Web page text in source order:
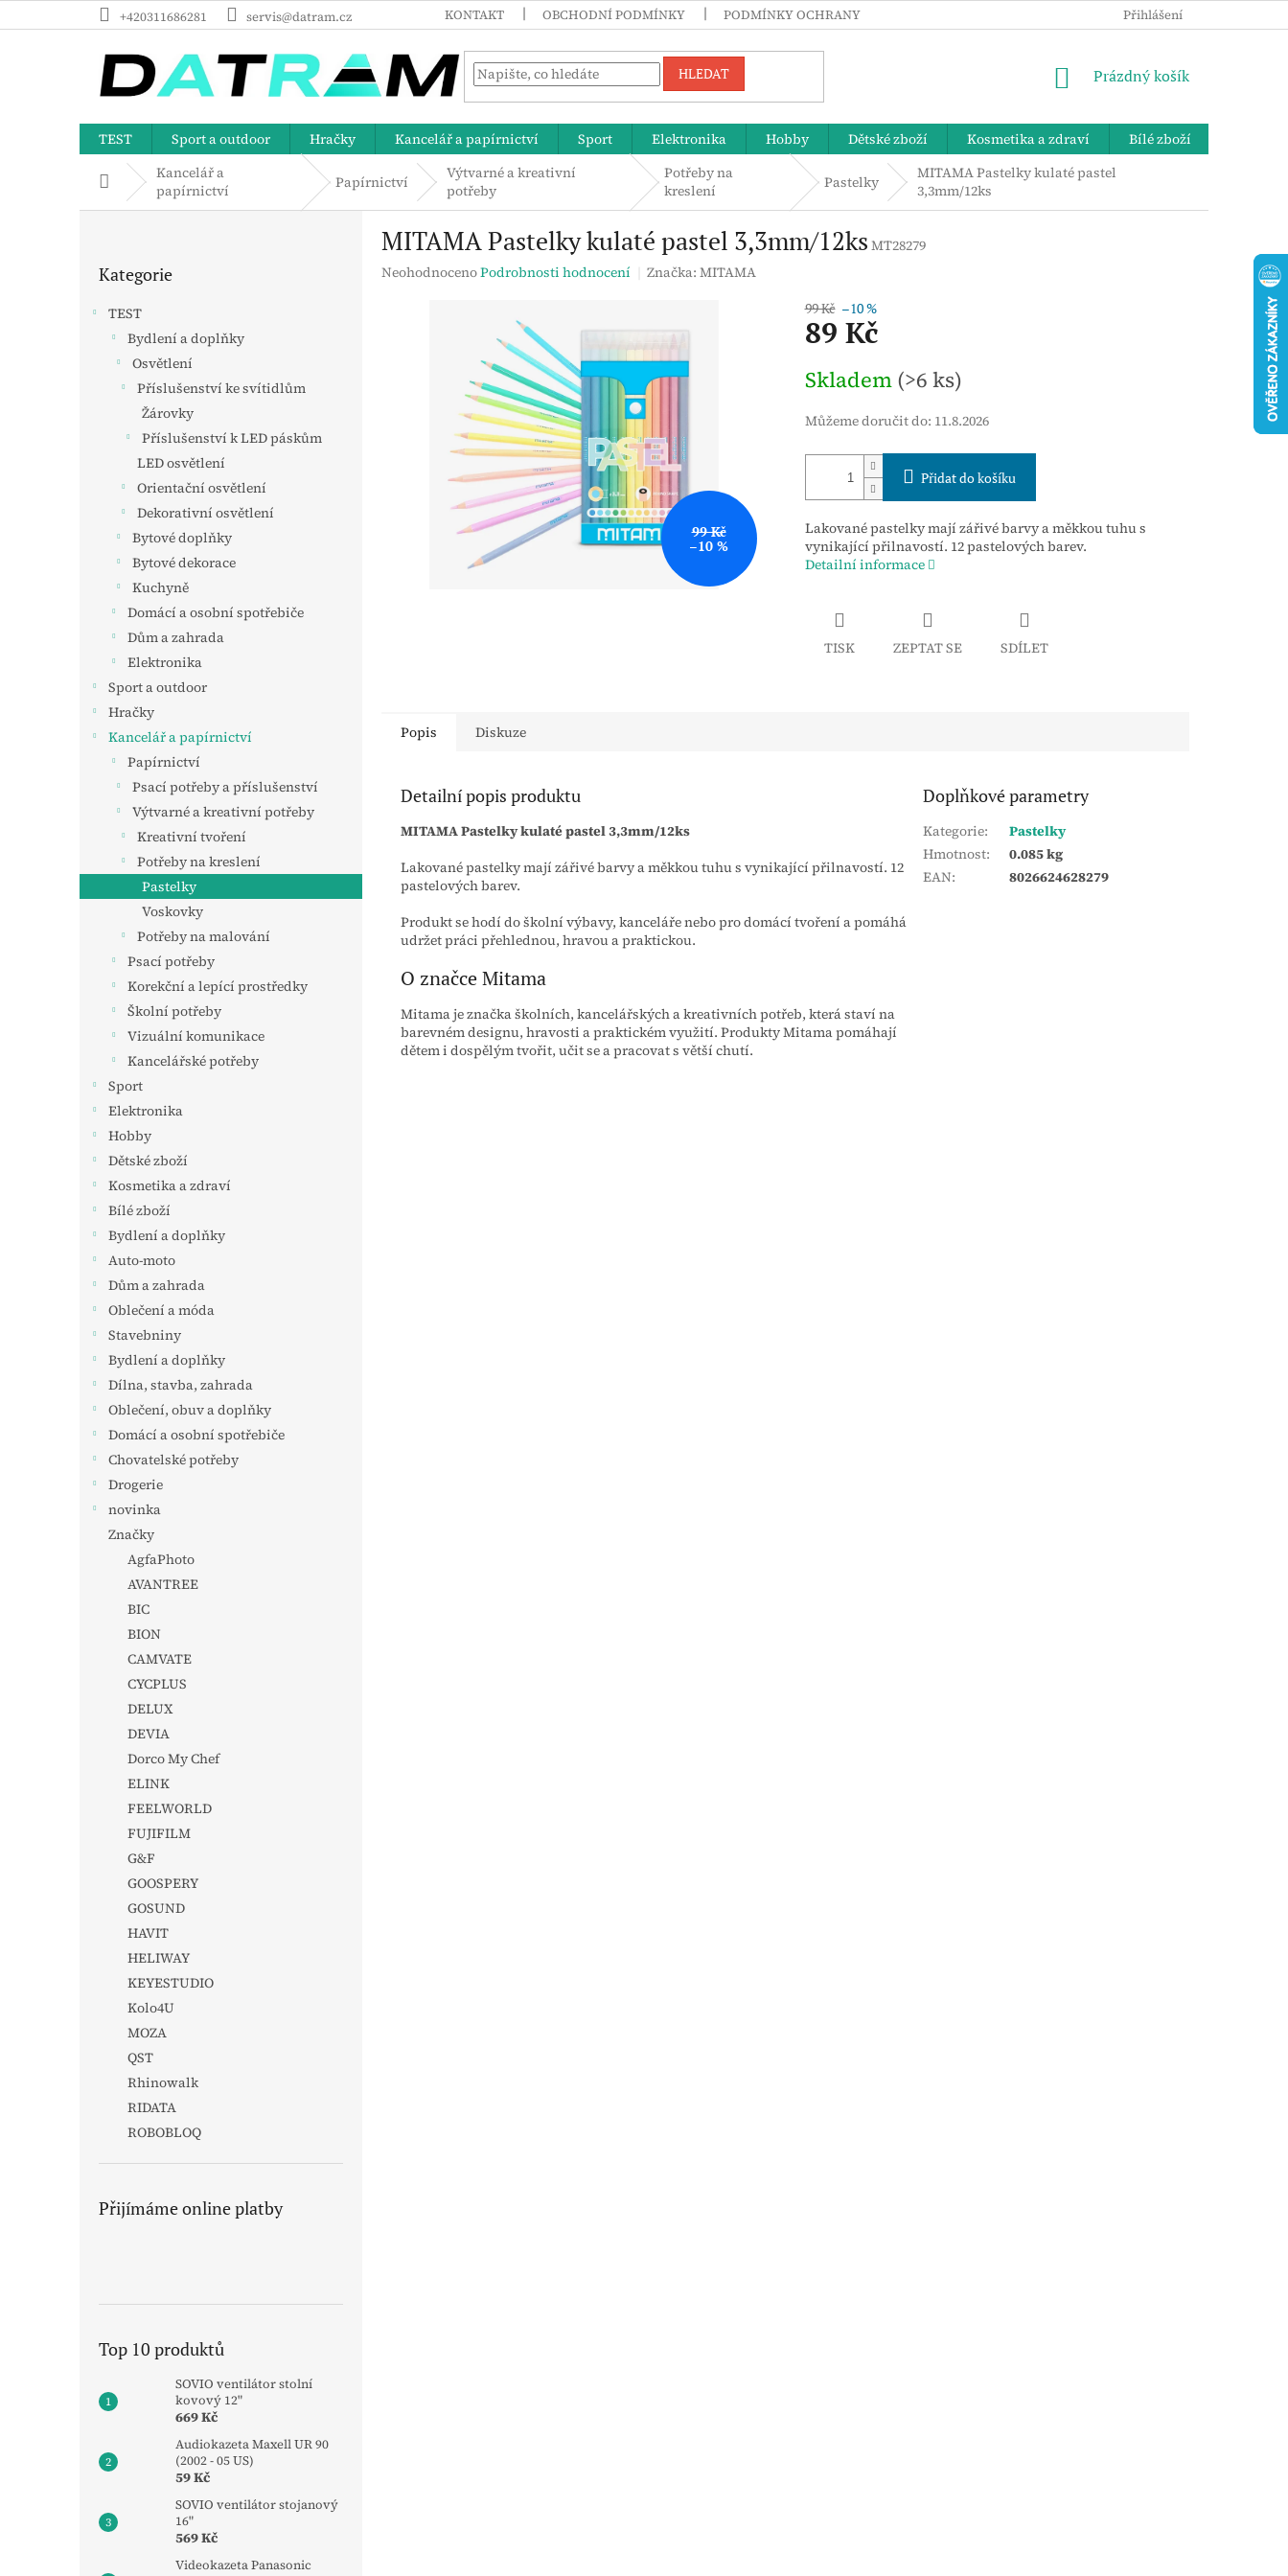
na
+420311686281 servis@datram.cz KONTAKT OBCHODNÍ PODMÍNKY PODMÍNKY OCHRANY OSOBNÍCH ÚDAJŮ ZPĚTNÝ ODBĚR
Přihlášení
HLEDAT
NÁKUPNÍ
Prázdný košík
TEST Sport a outdoor Hračky Kancelář a papírnictví Sport Elektronika Hobby Dětské zboží Kosmetika a zdraví Bílé zboží
Domů Kancelář a
papírnictví
Papírnictví
Výtvarné a kreativní
potřeby
Potřeby na
kreslení
Pastelky
MITAMA Pastelky kulaté pastel
3,3mm/12ks
kategorie
Kategorie
TEST
Bydlení a doplňky
Osvětlení
Příslušenství ke svítidlům
Žárovky
Příslušenství k LED páskům
LED osvětlení
Orientační osvětlení
Dekorativní osvětlení
Bytové doplňky
Bytové dekorace
Kuchyně
Domácí a osobní spotřebiče
Dům a zahrada
Elektronika
Sport a outdoor
Hračky
Kancelář a papírnictví
Papírnictví
Psací potřeby a příslušenství
Výtvarné a kreativní potřeby
Kreativní tvoření
Potřeby na kreslení
Pastelky
Voskovky
Potřeby na malování
Psací potřeby
Korekční a lepící prostředky
Školní potřeby
Vizuální komunikace
Kancelářské potřeby
Sport
Elektronika
Hobby
Dětské zboží
Kosmetika a zdraví
Bílé zboží
Bydlení a doplňky
Auto-moto
Dům a zahrada
Oblečení a móda
Stavebniny
Bydlení a doplňky
Dílna, stavba, zahrada
Oblečení, obuv a doplňky
Domácí a osobní spotřebiče
Chovatelské potřeby
Drogerie
novinka
Značky
AgfaPhoto
AVANTREE
BIC
BION
CAMVATE
CYCPLUS
DELUX
DEVIA
Dorco My Chef
ELINK
FEELWORLD
FUJIFILM
G&F
GOOSPERY
GOSUND
HAVIT
HELIWAY
KEYESTUDIO
Kolo4U
MOZA
QST
Rhinowalk
RIDATA
ROBOBLOQ
Přijímáme online platby
Top 10 produktů
SOVIO ventilátor stolní
kovový 12"
669 Kč
Audiokazeta Maxell UR 90
(2002 - 05 US)
59 Kč
SOVIO ventilátor stojanový
16"
569 Kč
Videokazeta Panasonic
MITAMA Pastelky kulaté pastel 3,3mm/12ks MT28279
Průměrné
NeohodnocenoPodrobnosti hodnocení Značka:MITAMA
99 Kč
–10 %
99 Kč –10 %
89 Kč
cena:
Skladem (>6 ks)
Můžeme doručit do: 11.8.2026
Přidat do košíku
Lakované pastelky mají zářivé barvy a měkkou tuhu s
vynikající přilnavostí. 12 pastelových barev.
Detailní informace
TISK ZEPTAT SE SDÍLET
Popis Diskuze
Detailní popis produktu
MITAMA Pastelky kulaté pastel 3,3mm/12ks
Lakované pastelky mají zářivé barvy a měkkou tuhu s vynikající přilnavostí. 12
pastelových barev.
Produkt se hodí do školní výbavy, kanceláře nebo pro domácí tvoření a pomáhá
udržet práci přehlednou, hravou a praktickou.
O značce Mitama
Mitama je značka školních, kancelářských a kreativních potřeb, která staví na
barevném designu, hravosti a praktickém využití. Produkty Mitama pomáhají
dětem i dospělým tvořit, učit se a pracovat s větší chutí.
Doplňkové parametry
Kategorie:
Pastelky
Hmotnost:
0.085 kg
EAN: 8026624628279